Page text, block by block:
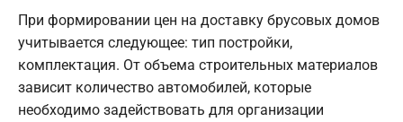
При формировании цен на доставку брусовых домов
учитывается следующее: тип постройки,
комплектация. От объема строительных материалов
зависит количество автомобилей, которые
необходимо задействовать для организации